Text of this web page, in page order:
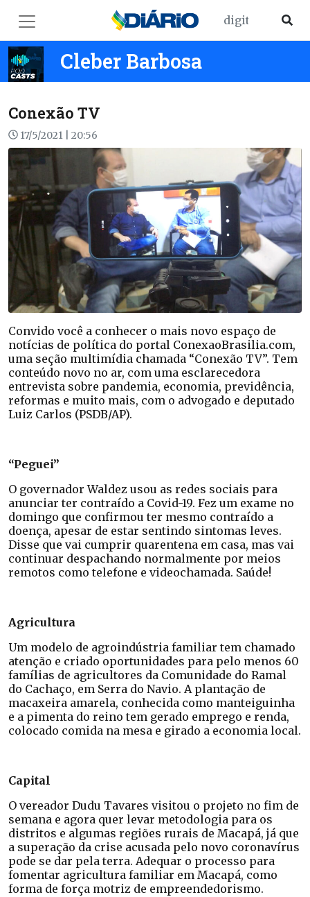
Cleber Barbosa
Conexão TV
17/5/2021 | 20:56
Convido você a conhecer o mais novo espaço de
notícias de política do portal ConexaoBrasilia.com,
uma seção multimídia chamada “Conexão TV”. Tem
conteúdo novo no ar, com uma esclarecedora
entrevista sobre pandemia, economia, previdência,
reformas e muito mais, com o advogado e deputado
Luiz Carlos (PSDB/AP).
“Peguei”
O governador Waldez usou as redes sociais para
anunciar ter contraído a Covid-19. Fez um exame no
domingo que confirmou ter mesmo contraído a
doença, apesar de estar sentindo sintomas leves.
Disse que vai cumprir quarentena em casa, mas vai
continuar despachando normalmente por meios
remotos como telefone e videochamada. Saúde!
Agricultura
Um modelo de agroindústria familiar tem chamado
atenção e criado oportunidades para pelo menos 60
famílias de agricultores da Comunidade do Ramal
do Cachaço, em Serra do Navio. A plantação de
macaxeira amarela, conhecida como manteiguinha
e a pimenta do reino tem gerado emprego e renda,
colocado comida na mesa e girado a economia local.
Capital
O vereador Dudu Tavares visitou o projeto no fim de
semana e agora quer levar metodologia para os
distritos e algumas regiões rurais de Macapá, já que
a superação da crise acusada pelo novo coronavírus
pode se dar pela terra. Adequar o processo para
fomentar agricultura familiar em Macapá, como
forma de força motriz de empreendedorismo.